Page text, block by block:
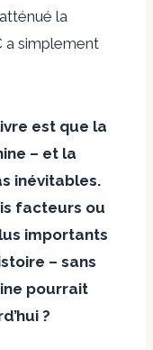
la
a simplement
est que la
– et la
inévitables.
facteurs ou
importants
– sans
pourrait
?